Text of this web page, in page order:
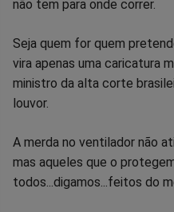
não tem para onde correr.
Seja quem for quem
vira apenas uma caricatura
ministro da alta corte
louvor.
A merda no ventilador não
mas aqueles que o
todos...digamos...feitos do